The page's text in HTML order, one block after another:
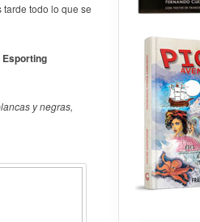
todo lo que se
Esporting
y negras,